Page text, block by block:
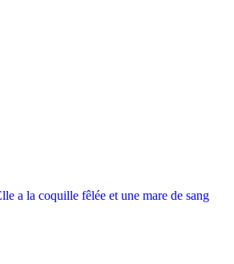
a la coquille fêlée et une mare de sang